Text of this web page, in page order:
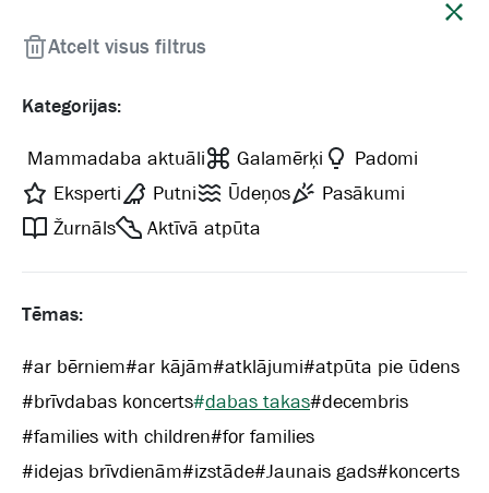
Kategorijas:
Mammadaba aktuāli Galamērķi
Padomi
Eksperti
Putni Ūdeņos
Pasākumi
Žurnāls
Aktīvā atpūta
Tēmas:
#ar bērniem#ar kājām#atklājumi#atpūta pie ūdens
#brīvdabas koncerts#dabas takas#decembris
#families with children#for families
#idejas brīvdienām#izstāde#Jaunais gads#koncerts
Atcelt visus filtrus